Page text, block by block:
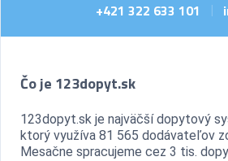
+421 322 633 101
Čo je 123dopyt.sk
123dopyt.sk je najväčší dopytový
ktorý využíva 81 565 dodávateľov
Mesačne spracujeme cez 3 tis.